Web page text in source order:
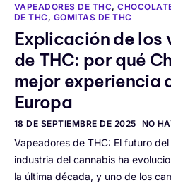
VAPEADORES DE THC,
DE THC, GOMITAS DE THC
Explicación de los
de THC: por qué
mejor experiencia
Europa
18 DE SEPTIEMBRE DE 2025 NO
Vapeadores de THC: El futuro
industria del cannabis ha
la última década, y uno de los